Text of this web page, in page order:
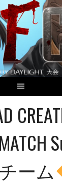
ーム